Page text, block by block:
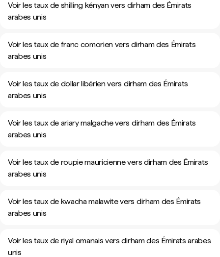
Voir les taux de shilling kényan vers dirham des Émirats
arabes unis
Voir les taux de franc comorien vers dirham des Émirats
arabes unis
Voir les taux de dollar libérien vers dirham des Émirats
arabes unis
Voir les taux de ariary malgache vers dirham des Émirats
arabes unis
Voir les taux de roupie mauricienne vers dirham des Émirats
arabes unis
Voir les taux de kwacha malawite vers dirham des Émirats
arabes unis
Voir les taux de riyal omanais vers dirham des Émirats arabes
unis